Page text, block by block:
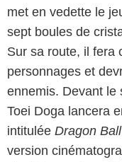
met en vedette le
sept boules de
Sur sa route, il fera
personnages et
ennemis. Devant le
Toei Doga lancera
intitulée Dragon
version